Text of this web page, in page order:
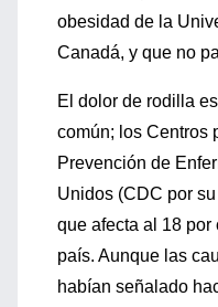
obesidad de la
Canadá, y que no
El dolor de rodilla
común; los Centros
Prevención de
Unidos (CDC por
que afecta al 18 por
país. Aunque las
habían señalado